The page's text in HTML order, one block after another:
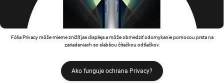
Fólia Privacy môže mierne znižíť jas displeja a môže obmedziť odomykanie pomocou prsta na
zariadeniach so slabšou čítačkou odtlačkov.
Ako funguje ochrana Privacy?